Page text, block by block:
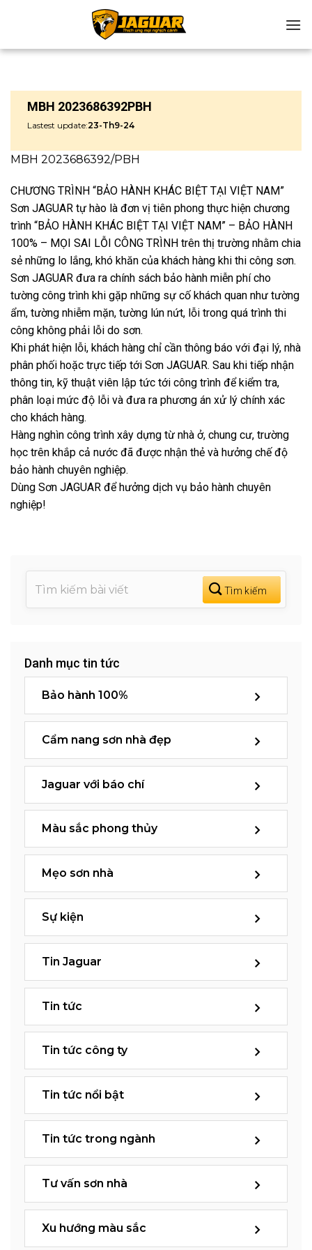
MBH 2023686392PBH
Lastest update:23-Th9-24
MBH 2023686392/PBH
CHƯƠNG TRÌNH “BẢO HÀNH KHÁC BIỆT TẠI VIỆT NAM”
Sơn JAGUAR tự hào là đơn vị tiên phong thực hiện chương
trình “BẢO HÀNH KHÁC BIỆT TẠI VIỆT NAM” – BẢO HÀNH
100% – MỌI SAI LỖI CÔNG TRÌNH trên thị trường nhằm chia
sẻ những lo lắng, khó khăn của khách hàng khi thi công sơn.
Sơn JAGUAR đưa ra chính sách bảo hành miễn phí cho
tường công trình khi gặp những sự cố khách quan như tường
ẩm, tường nhiễm mặn, tường lún nứt, lỗi trong quá trình thi
công không phải lỗi do sơn.
Khi phát hiện lỗi, khách hàng chỉ cần thông báo với đại lý, nhà
phân phối hoặc trực tiếp tới Sơn JAGUAR. Sau khi tiếp nhận
thông tin, kỹ thuật viên lập tức tới công trình để kiểm tra,
phân loại mức độ lỗi và đưa ra phương án xử lý chính xác
cho khách hàng.
Hàng nghìn công trình xây dựng từ nhà ở, chung cư, trường
học trên khắp cả nước đã được nhận thẻ và hưởng chế độ
bảo hành chuyên nghiệp.
Dùng Sơn JAGUAR để hưởng dịch vụ bảo hành chuyên
nghiệp!
Danh mục tin tức
Bảo hành 100%
Cẩm nang sơn nhà đẹp
Jaguar với báo chí
Màu sắc phong thủy
Mẹo sơn nhà
Sự kiện
Tin Jaguar
Tin tức
Tin tức công ty
Tin tức nổi bật
Tin tức trong ngành
Tư vấn sơn nhà
Xu hướng màu sắc